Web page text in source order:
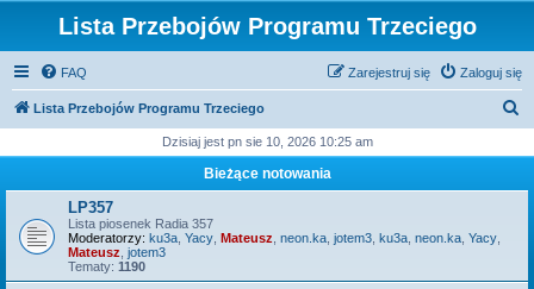
Lista Przebojów Programu Trzeciego
FAQ Zaloguj się
Zarejestruj się
Lista Przebojów Programu Trzeciego
k
Dzisiaj jest pn sie 10, 2026 10:25 am
Bieżące notowania
LP357
Lista piosenek Radia 357
Moderatorzy: ku3a Yacy Mateusz neon.ka jotem3 ku3a neon.ka Yacy
Mateusz jotem3
Tematy: 1190